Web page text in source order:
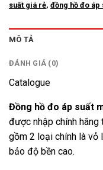
suất giá rẻ, đồng hồ đo áp
MÔ TẢ
ĐÁNH GIÁ (0)
Catalogue
Đồng hồ đo áp suất
được nhập chính hãng
gồm 2 loại chính là vỏ
bảo độ bền cao.